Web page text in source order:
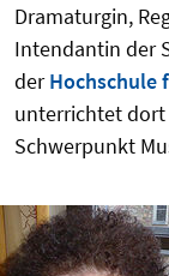
Dramaturgin,
Intendantin der
derHochschule
unterrichtet
Schwerpunkt